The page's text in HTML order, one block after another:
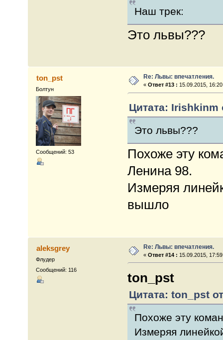
Наш трек:
Это львы???
ton_pst
Болтун
Сообщений: 53
Re: Львы: впечатления.
«Ответ #13 : 15.09.2015,
Цитата: Irishkinm
Это львы???
Похоже эту
Ленина 98.
Измеряя
вышло
aleksgrey
Флудер
Сообщений: 116
Re: Львы: впечатления.
«Ответ #14 : 15.09.2015,
ton_pst
Цитата: ton_pst
Похоже эту
Измеряя